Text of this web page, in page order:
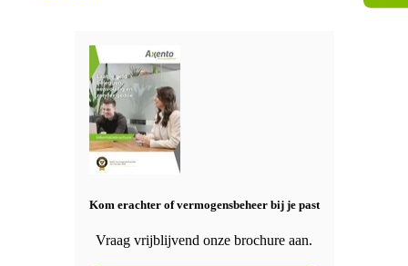
Kom erachter of vermogensbeheer bij je past
Vraag vrijblijvend onze brochure aan.